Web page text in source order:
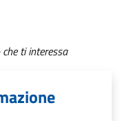
ti interessa